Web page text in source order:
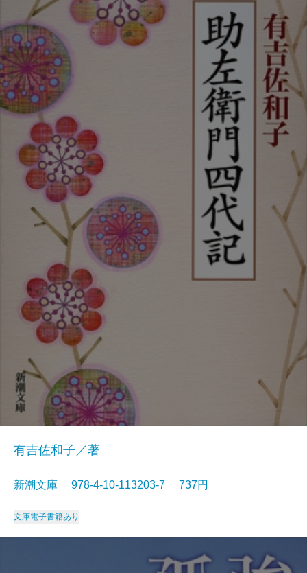
有吉佐和子／著
新潮文庫 978-4-10-113203-7 737円
文庫電子書籍あり